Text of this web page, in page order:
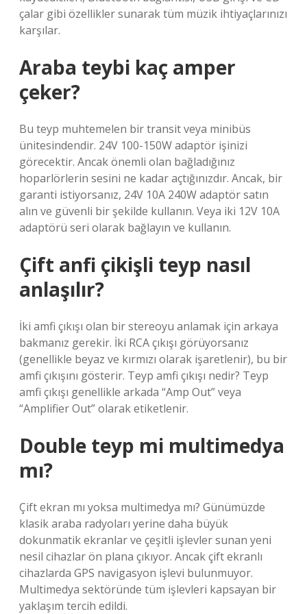
çalar gibi özellikler sunarak tüm müzik ihtiyaçlarınızı
karşılar.
Araba teybi kaç amper
çeker?
Bu teyp muhtemelen bir transit veya minibüs
ünitesindendir. 24V 100-150W adaptör işinizi
görecektir. Ancak önemli olan bağladığınız
hoparlörlerin sesini ne kadar açtığınızdır. Ancak, bir
garanti istiyorsanız, 24V 10A 240W adaptör satın
alın ve güvenli bir şekilde kullanın. Veya iki 12V 10A
adaptörü seri olarak bağlayın ve kullanın.
Çift anfi çikişli teyp nasıl
anlaşılır?
İki amfi çıkışı olan bir stereoyu anlamak için arkaya
bakmanız gerekir. İki RCA çıkışı görüyorsanız
(genellikle beyaz ve kırmızı olarak işaretlenir), bu bir
amfi çıkışını gösterir. Teyp amfi çıkışı nedir? Teyp
amfi çıkışı genellikle arkada “Amp Out” veya
“Amplifier Out” olarak etiketlenir.
Double teyp mi multimedya
mı?
Çift ekran mı yoksa multimedya mı? Günümüzde
klasik araba radyoları yerine daha büyük
dokunmatik ekranlar ve çeşitli işlevler sunan yeni
nesil cihazlar ön plana çıkıyor. Ancak çift ekranlı
cihazlarda GPS navigasyon işlevi bulunmuyor.
Multimedya sektöründe tüm işlevleri kapsayan bir
yaklaşım tercih edildi.